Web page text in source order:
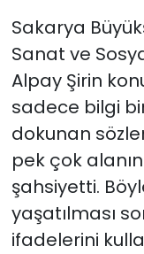
Sakarya
Sanat ve
Alpay Şirin
sadece bilgi
dokunan
pek çok
şahsiyetti.
yaşatılması
ifadelerini